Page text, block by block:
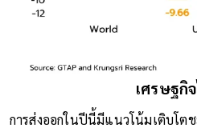
เศรษฐกิ
การส่งออกในปีนี้มีแนวโน้มเติบโต